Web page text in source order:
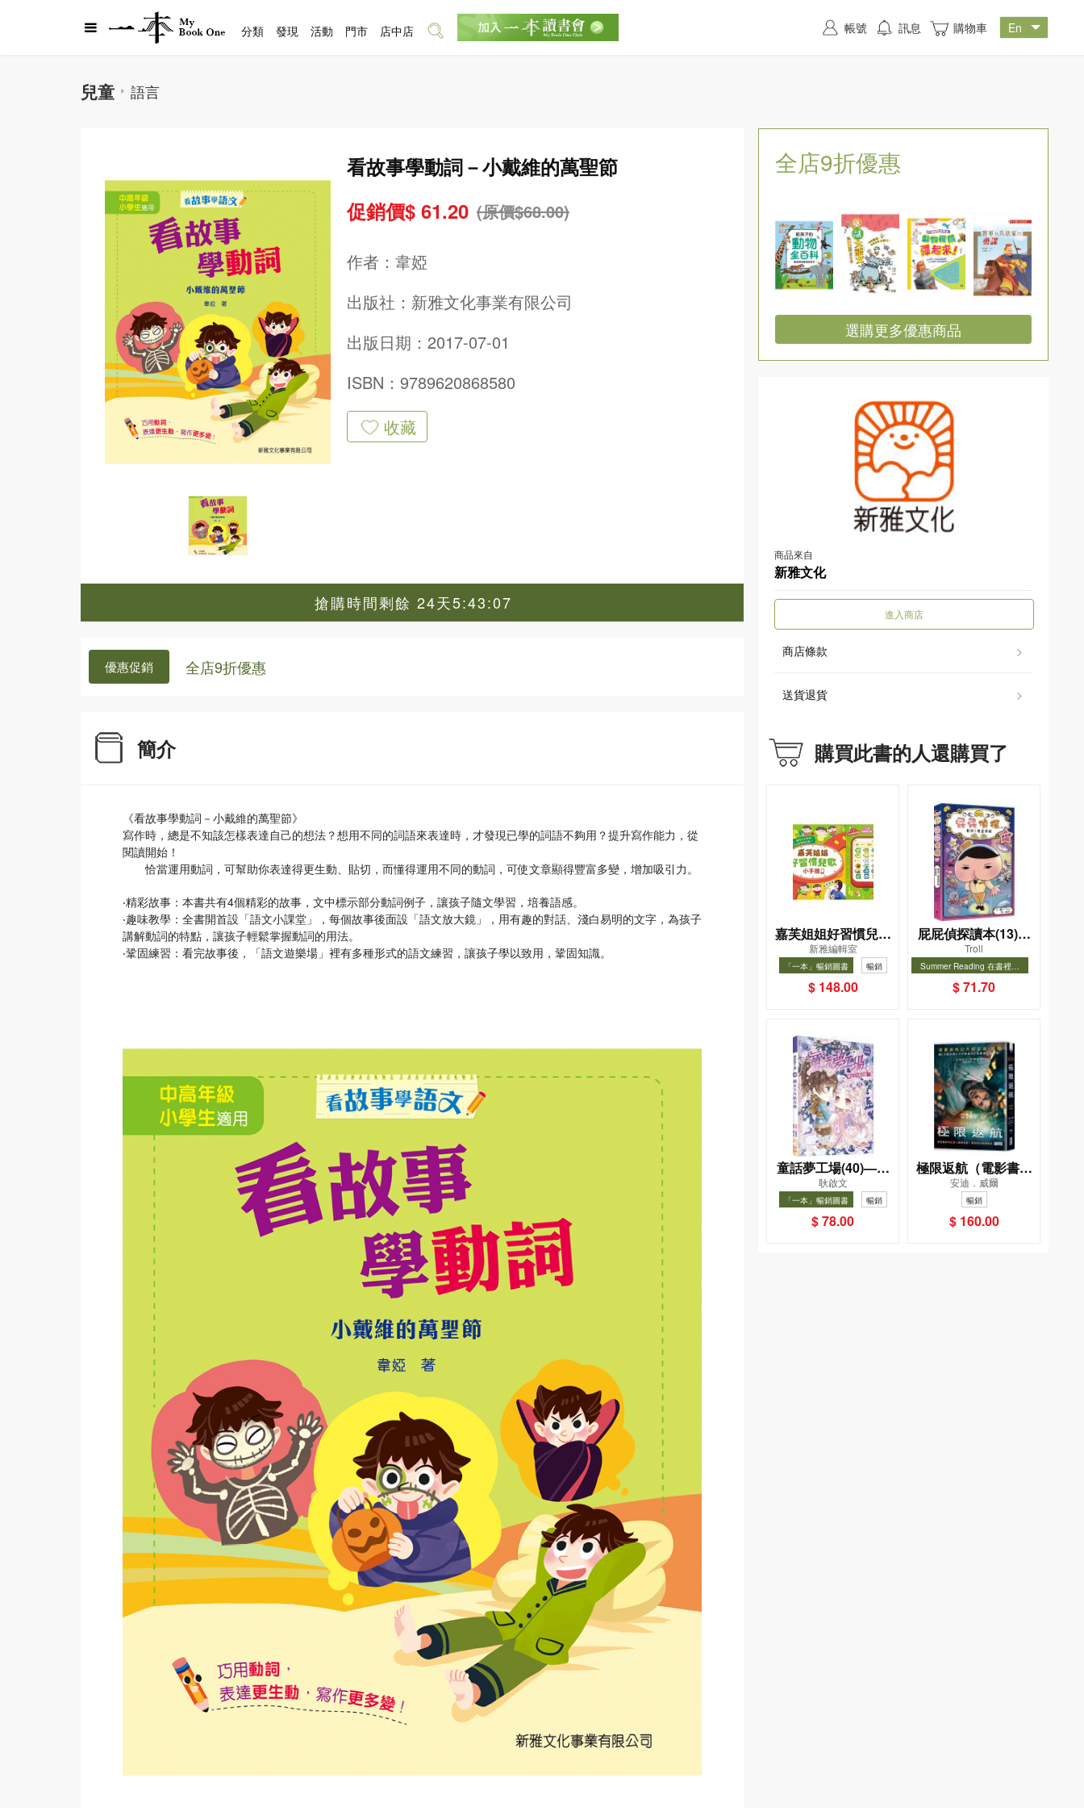
兒童 語言
看故事學動詞－小戴維的萬聖節
促銷價$ 61.20 (原價$68.00)
作者： 韋婭
出版社： 新雅文化事業有限公司
出版日期：2017-07-01
ISBN：9789620868580
收藏
搶購時間剩餘 24天5:43:06
優惠促銷 全店9折優惠
簡介
《看故事學動詞－小戴維的萬聖節》
寫作時，總是不知該怎樣表達自己的想法？想用不同的詞語來表達時，才發現已學的詞語不夠用？提升寫作能力，從
閱讀開始！
恰當運用動詞，可幫助你表達得更生動、貼切，而懂得運用不同的動詞，可使文章顯得豐富多變，增加吸引力。
‧精彩故事：本書共有4個精彩的故事，文中標示部分動詞例子，讓孩子隨文學習，培養語感。
‧趣味教學：全書開首設「語文小課堂」，每個故事後面設「語文放大鏡」，用有趣的對話、淺白易明的文字，為孩子
講解動詞的特點，讓孩子輕鬆掌握動詞的用法。
‧鞏固練習：看完故事後，「語文遊樂場」裡有多種形式的語文練習，讓孩子學以致用，鞏固知識。
全店9折優惠
選購更多優惠商品
商品來自
新雅文化
進入商店
商店條款
送貨退貨
購買此書的人還購買了
嘉芙姐姐好習慣兒歌
小手機
新雅編輯室
「一本」暢銷圖書 暢銷
$ 148.00
屁屁偵探讀本(13)－
－對決！怪盜學院
（星星篇）
Troll
Summer Reading 在書裡度
選圖書67折
暢銷
$ 71.70
童話夢工場(40)——
織女下凡結奇緣
耿啟文
「一本」暢銷圖書 暢銷
$ 78.00
極限返航（電影書衣
典藏版）（獨家收錄
作者訪談）
安迪．威爾
暢銷
$ 160.00
分類 發現 活動 門市 店中店 帳號 訊息 購物車